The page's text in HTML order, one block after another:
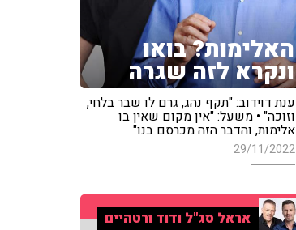
האלימות? בואו
ונקרא לזה שגרה
ענת דוידוב: "תקף נהג, גרם לו שבר בלחי,
וזוכה" • משעל: "אין מקום שאין בו
אלימות, והדבר הזה מכרסם בנו"
29/11/2022
אראל סג"ל ודוד ורטהיים